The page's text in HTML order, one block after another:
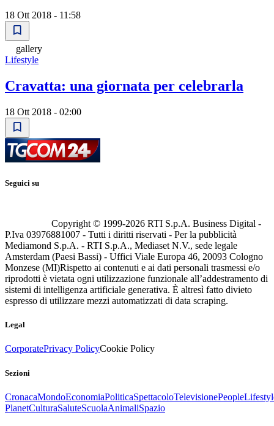
18 Ott 2018 - 11:58
gallery
Lifestyle
Cravatta: una giornata per celebrarla
18 Ott 2018 - 02:00
Seguici su
Copyright © 1999-2026 RTI S.p.A. Business Digital -
P.Iva 03976881007 - Tutti i diritti riservati - Per la pubblicità
Mediamond S.p.A. - RTI S.p.A., Mediaset N.V., sede legale
Amsterdam (Paesi Bassi) - Uffici Viale Europa 46, 20093 Cologno
Monzese (MI)Rispetto ai contenuti e ai dati personali trasmessi e/o
riprodotti è vietata ogni utilizzazione funzionale all’addestramento di
sistemi di intelligenza artificiale generativa. È altresì fatto divieto
espresso di utilizzare mezzi automatizzati di data scraping.
Legal
CorporatePrivacy PolicyCookie Policy
Sezioni
CronacaMondoEconomiaPoliticaSpettacoloTelevisionePeople
PlanetCulturaSaluteScuolaAnimaliSpazio